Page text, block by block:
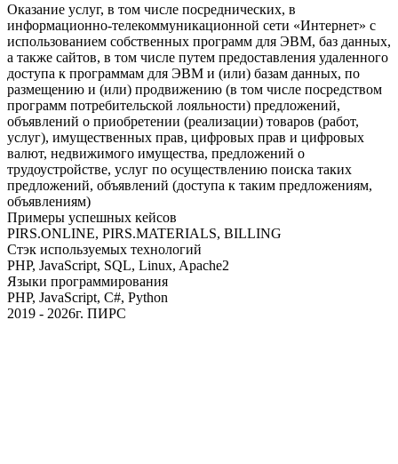
Оказание услуг, в том числе посреднических, в
информационно-телекоммуникационной сети «Интернет» с
использованием собственных программ для ЭВМ, баз данных,
а также сайтов, в том числе путем предоставления удаленного
доступа к программам для ЭВМ и (или) базам данных, по
размещению и (или) продвижению (в том числе посредством
программ потребительской лояльности) предложений,
объявлений о приобретении (реализации) товаров (работ,
услуг), имущественных прав, цифровых прав и цифровых
валют, недвижимого имущества, предложений о
трудоустройстве, услуг по осуществлению поиска таких
предложений, объявлений (доступа к таким предложениям,
объявлениям)
Примеры успешных кейсов
PIRS.ONLINE, PIRS.MATERIALS, BILLING
Стэк используемых технологий
PHP, JavaScript, SQL, Linux, Apache2
Языки программирования
PHP, JavaScript, C#, Python
2019 - 2026г. ПИРС